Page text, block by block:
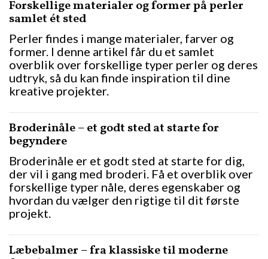
Forskellige materialer og former på perler
samlet ét sted
Perler findes i mange materialer, farver og
former. I denne artikel får du et samlet
overblik over forskellige typer perler og deres
udtryk, så du kan finde inspiration til dine
kreative projekter.
Broderinåle – et godt sted at starte for
begyndere
Broderinåle er et godt sted at starte for dig,
der vil i gang med broderi. Få et overblik over
forskellige typer nåle, deres egenskaber og
hvordan du vælger den rigtige til dit første
projekt.
Læbebalmer – fra klassiske til moderne